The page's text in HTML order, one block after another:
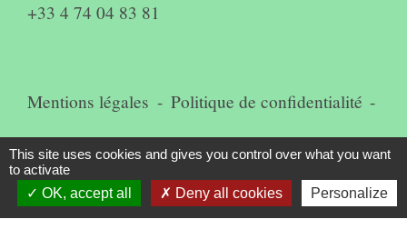
+33 4 74 04 83 81
Mentions légales - Politique de confidentialité -
Accessibilité - Plan du site -
Gestion des cookies
This site uses cookies and gives you control over what you want
to activate
OK, accept all
Deny all cookies Personalize